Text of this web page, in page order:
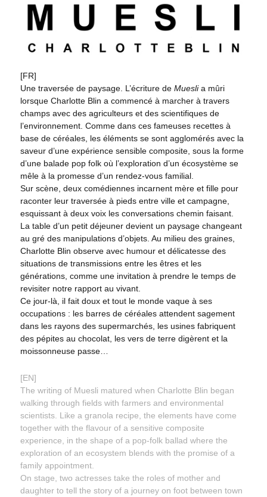
[FR]
Une traversée de paysage. L’écriture deMueslia mûri
lorsque Charlotte Blin a commencé à marcher à travers
champs avec des agriculteurs et des scientifiques de
l’environnement. Comme dans ces fameuses recettes à
base de céréales, les éléments se sont agglomérés avec la
saveur d’une expérience sensible composite, sous la forme
d’une balade pop folk où l’exploration d’un écosystème se
mêle à la promesse d’un rendez-vous familial.
Sur scène, deux comédiennes incarnent mère et fille pour
raconter leur traversée à pieds entre ville et campagne,
esquissant à deux voix les conversations chemin faisant.
La table d’un petit déjeuner devient un paysage changeant
au gré des manipulations d’objets. Au milieu des graines,
Charlotte Blin observe avec humour et délicatesse des
situations de transmissions entre les êtres et les
générations, comme une invitation à prendre le temps de
revisiter notre rapport au vivant.
Ce jour-là, il fait doux et tout le monde vaque à ses
occupations : les barres de céréales attendent sagement
dans les rayons des supermarchés, les usines fabriquent
des pépites au chocolat, les vers de terre digèrent et la
moissonneuse passe…
[EN]
The writing of Muesli matured when Charlotte Blin began
walking through fields with farmers and environmental
scientists. Like a granola recipe, the elements have come
together with the flavour of a sensitive composite
experience, in the shape of a pop-folk ballad where the
exploration of an ecosystem blends with the promise of a
family appointment.
On stage, two actresses take the roles of mother and
daughter to tell the story of a journey on foot between town